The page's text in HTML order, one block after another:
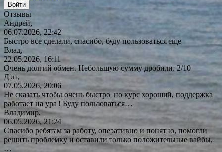
Отзывы
Андрей,
06.07.2026, 22:42
Быстро все сделали, спасибо, буду пользоваться еще
Влад,
22.05.2026, 16:11
Очень долгий обмен. Небольшую сумму дробили. 2/10
Дэн,
07.05.2026, 20:06
Не сказать чтобы очень быстро, но курс хороший, поддержка
работает на ура ! Буду пользоваться…
Владимир,
06.05.2026, 21:24
Спасибо ребятам за работу, оперативно и понятно, помогли
решить проблемку и оставили только положительные вайбы,
…